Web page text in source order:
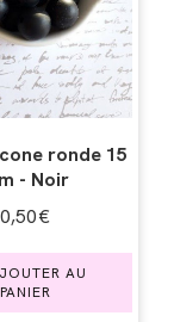
ronde 15
- Noir
0,50€
AU
PANIER